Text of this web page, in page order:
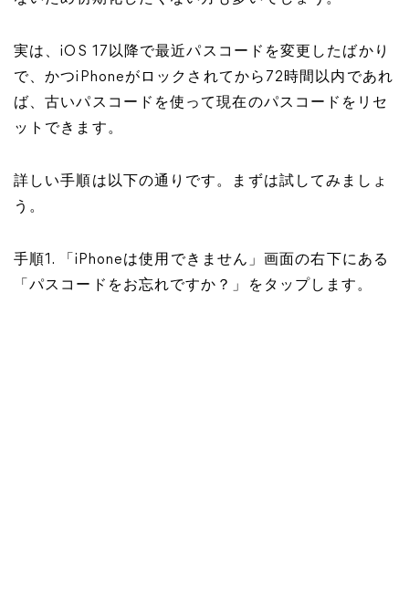
実は、iOS 17以降で最近パスコードを変更したばかり
で、かつiPhoneがロックされてから72時間以内であれ
ば、古いパスコードを使って現在のパスコードをリセ
ットできます。
詳しい手順は以下の通りです。まずは試してみましょ
う。
手順1. 「iPhoneは使用できません」画面の右下にある
「パスコードをお忘れですか？」をタップします。